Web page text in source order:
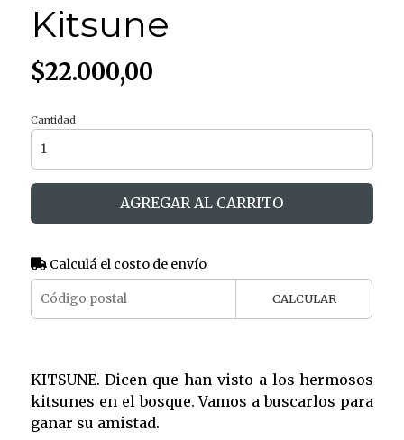
Kitsune
$22.000,00
Cantidad
AGREGAR AL CARRITO
Calculá el costo de envío
CALCULAR
KITSUNE. Dicen que han visto a los hermosos
kitsunes en el bosque. Vamos a buscarlos para
ganar su amistad.